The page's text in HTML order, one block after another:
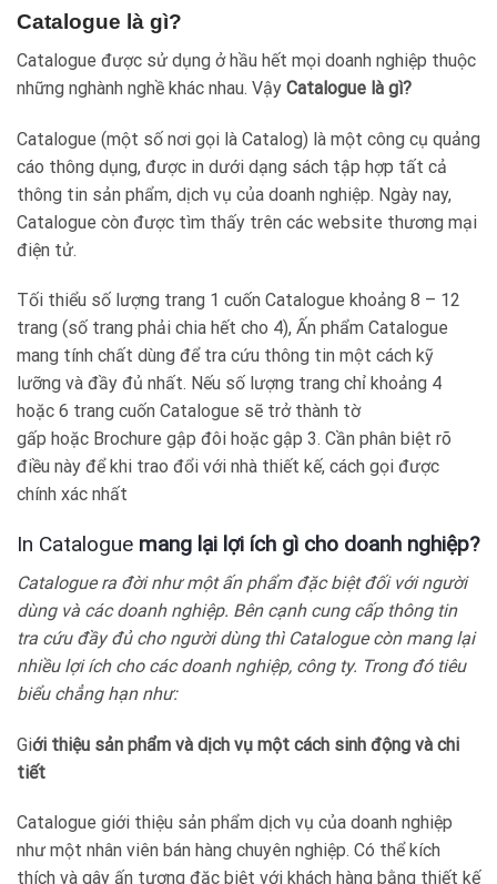
Catalogue là gì?
Catalogue được sử dụng ở hầu hết mọi doanh nghiệp thuộc
những nghành nghề khác nhau. Vậy Catalogue là gì?
Catalogue (một số nơi gọi là Catalog) là một công cụ quảng
cáo thông dụng, được in dưới dạng sách tập hợp tất cả
thông tin sản phẩm, dịch vụ của doanh nghiệp. Ngày nay,
Catalogue còn được tìm thấy trên các website thương mại
điện tử.
Tối thiểu số lượng trang 1 cuốn Catalogue khoảng 8 – 12
trang (số trang phải chia hết cho 4), Ấn phẩm Catalogue
mang tính chất dùng để tra cứu thông tin một cách kỹ
lưỡng và đầy đủ nhất. Nếu số lượng trang chỉ khoảng 4
hoặc 6 trang cuốn Catalogue sẽ trở thành tờ
gấp hoặc Brochure gập đôi hoặc gập 3. Cần phân biệt rõ
điều này để khi trao đổi với nhà thiết kế, cách gọi được
chính xác nhất
In Catalogue mang lại lợi ích gì cho doanh nghiệp?
Catalogue ra đời như một ấn phẩm đặc biệt đối với người
dùng và các doanh nghiệp. Bên cạnh cung cấp thông tin
tra cứu đầy đủ cho người dùng thì Catalogue còn mang lại
nhiều lợi ích cho các doanh nghiệp, công ty. Trong đó tiêu
biểu chẳng hạn như:
Giới thiệu sản phẩm và dịch vụ một cách sinh động và chi
tiết
Catalogue giới thiệu sản phẩm dịch vụ của doanh nghiệp
như một nhân viên bán hàng chuyên nghiệp. Có thể kích
thích và gây ấn tượng đặc biệt với khách hàng bằng thiết kế